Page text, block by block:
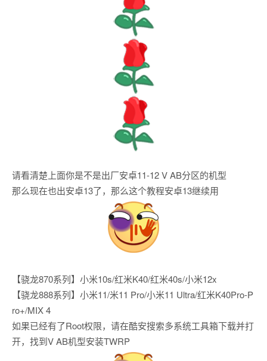
请看清楚上面你是不是出厂安卓11-12 V AB分区的机型
那么现在也出安卓13了，那么这个教程安卓13继续用
【骁龙870系列】小米10s/红米K40/红米40s/小米12x
【骁龙888系列】小米11/米11 Pro/小米11 Ultra/红米K40Pro-P
ro+/MIX 4
如果已经有了Root权限，请在酷安搜索多系统工具箱下载并打
开，找到V AB机型安装TWRP